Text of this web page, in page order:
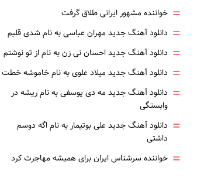
= خواننده مشهور ایرانی طلاق گرفت
= دانلود آهنگ جدید مهران عباسی به نام شدی قلبم
= دانلود آهنگ جدید احسان نی زن به نام از تو نوشتم
= دانلود آهنگ جدید میلاد علوی به نام خاموشه خطت
= دانلود آهنگ جدید مه دی یوسفی به نام ریشه در
وابستگی
= دانلود آهنگ جدید علی بوتیمار به نام اگه دوسم
داشتی
= خواننده سرشناس ایران برای همیشه مهاجرت کرد